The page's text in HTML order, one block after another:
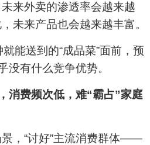
来外卖的渗透率会越来越
未来产品也会越来越丰富。
送到的“成品菜”面前，预
没有什么竞争优势。
消费频次低，难“霸占”家庭
，“讨好”主流消费群体——